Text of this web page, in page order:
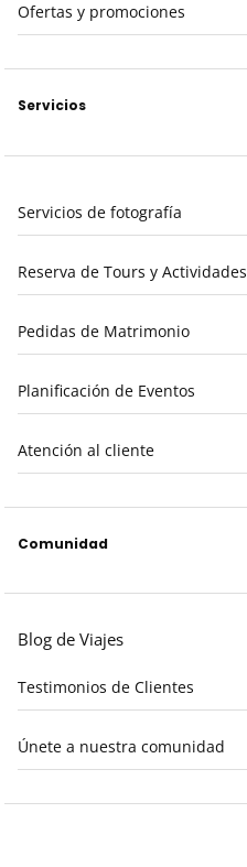
Ofertas y promociones
Servicios
Servicios de fotografía
Reserva de Tours y Actividades
Pedidas de Matrimonio
Planificación de Eventos
Atención al cliente
Comunidad
Blog de Viajes
Testimonios de Clientes
Únete a nuestra comunidad